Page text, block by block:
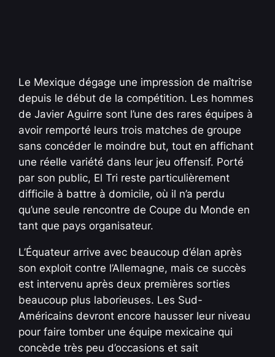
Le Mexique dégage une impression de maîtrise
depuis le début de la compétition. Les hommes
de Javier Aguirre sont l’une des rares équipes à
avoir remporté leurs trois matches de groupe
sans concéder le moindre but, tout en affichant
une réelle variété dans leur jeu offensif. Porté
par son public, El Tri reste particulièrement
difficile à battre à domicile, où il n’a perdu
qu’une seule rencontre de Coupe du Monde en
tant que pays organisateur.
L’Équateur arrive avec beaucoup d’élan après
son exploit contre l’Allemagne, mais ce succès
est intervenu après deux premières sorties
beaucoup plus laborieuses. Les Sud-
Américains devront encore hausser leur niveau
pour faire tomber une équipe mexicaine qui
concède très peu d’occasions et sait